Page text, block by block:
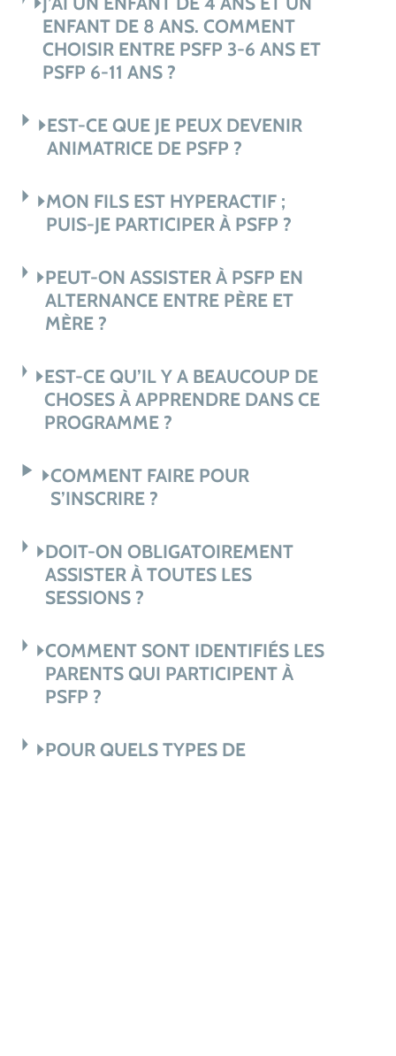
ENFANT DE 8 ANS. COMMENT
CHOISIR ENTRE PSFP 3-6 ANS ET
PSFP 6-11 ANS ?
EST-CE QUE JE PEUX DEVENIR
ANIMATRICE DE PSFP ?
MON FILS EST HYPERACTIF ;
PUIS-JE PARTICIPER À PSFP ?
PEUT-ON ASSISTER À PSFP EN
ALTERNANCE ENTRE PÈRE ET
MÈRE ?
EST-CE QU’IL Y A BEAUCOUP DE
CHOSES À APPRENDRE DANS CE
PROGRAMME ?
COMMENT FAIRE POUR
S’INSCRIRE ?
DOIT-ON OBLIGATOIREMENT
ASSISTER À TOUTES LES
SESSIONS ?
COMMENT SONT IDENTIFIÉS LES
PARENTS QUI PARTICIPENT À
PSFP ?
POUR QUELS TYPES DE